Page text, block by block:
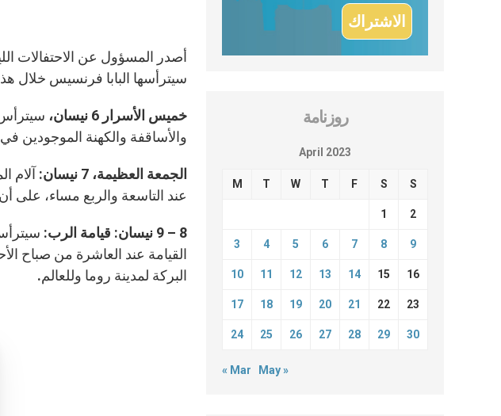
أصدر المسؤول عن الاحتفالات
سيترأسها البابا فرنسيس خلال
خميس الأسرار 6 نيسان،
سيترأس
والأساقفة والكهنة الموجودين
الجمعة العظيمة، 7 نيسان:
آلام
عند التاسعة والربع مساء، على أن
8 – 9 نيسان: قيامة الرب:
القيامة عند العاشرة من صباح
البركة لمدينة روما وللعالم.
روزنامة
April 2023
M T W T F S S
1 2
3 4 5 6 7 8 9
10 11 12 13 14 15 16
17 18 19 20 21 22 23
24 25 26 27 28 29 30
« Mar May »